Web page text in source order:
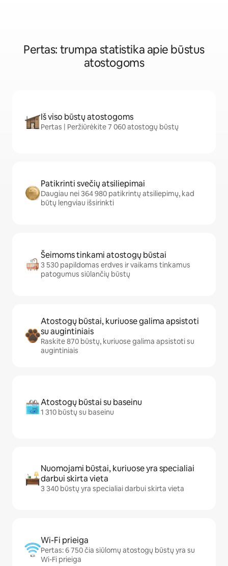
Pertas: trumpa statistika apie būstus
atostogoms
Iš viso būstų atostogoms
Pertas | Peržiūrėkite 7 060 atostogų būstų
Patikrinti svečių atsiliepimai
Daugiau nei 364 980 patikrintų atsiliepimų, kad
būtų lengviau išsirinkti
Šeimoms tinkami atostogų būstai
3 530 papildomas erdves ir vaikams tinkamus
patogumus siūlančių būstų
Atostogų būstai, kuriuose galima apsistoti
su augintiniais
Raskite 870 būstų, kuriuose galima apsistoti su
augintiniais
Atostogų būstai su baseinu
1 310 būstų su baseinu
Nuomojami būstai, kuriuose yra specialiai
darbui skirta vieta
3 340 būstų yra specialiai darbui skirta vieta
Wi-Fi prieiga
Pertas: 6 750 čia siūlomų atostogų būstų yra su
Wi-Fi prieiga